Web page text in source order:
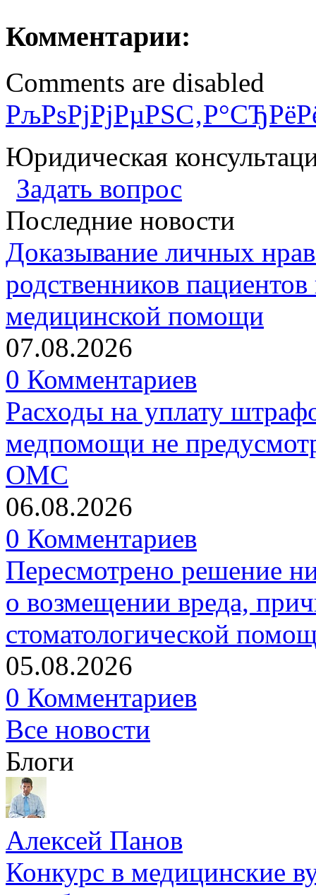
Комментарии:
Comments are disabled
Юридическая
Задать вопрос
Последние новости
Доказывание личных
родственников
медицинской помощи
07.08.2026
0 Комментариев
Расходы на уплату
медпомощи не
ОМС
06.08.2026
0 Комментариев
Пересмотрено решение
о возмещении вреда,
стоматологической
05.08.2026
0 Комментариев
Все новости
Блоги
Алексей Панов
Конкурс в медицинские